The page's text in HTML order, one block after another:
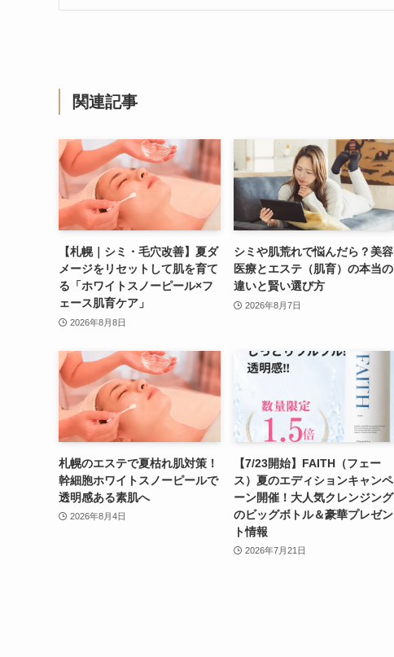
関連記事
【札幌｜シミ・毛穴改善】夏ダ
メージをリセットして肌を育て
る「ホワイトスノーピール×フ
ェース肌育ケア」
2026年8月8日
シミや肌荒れで悩んだら？美容
医療とエステ（肌育）の本当の
違いと賢い選び方
2026年8月7日
札幌のエステで夏枯れ肌対策！
幹細胞ホワイトスノーピールで
透明感ある素肌へ
2026年8月4日
【7/23開始】FAITH（フェー
ス）夏のエディションキャンペ
ーン開催！大人気クレンジング
のビッグボトル＆豪華プレゼン
ト情報
2026年7月21日